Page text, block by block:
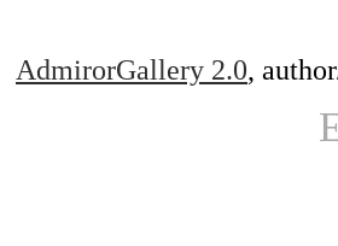
AdmirorGallery 2.0,